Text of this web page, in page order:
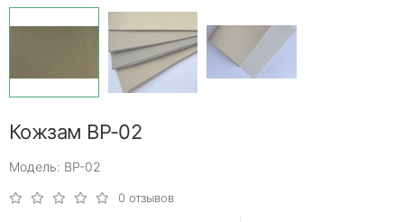
Кожзам ВР-02
Модель: ВР-02
0 отзывов